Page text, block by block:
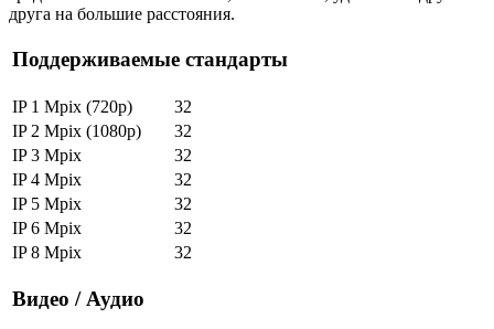
друга на большие расстояния.
Поддерживаемые стандарты
IP 1 Mpix (720p)
32
IP 2 Mpix (1080p)
32
IP 3 Mpix
32
IP 4 Mpix
32
IP 5 Mpix
32
IP 6 Mpix
32
IP 8 Mpix
32
Видео / Аудио